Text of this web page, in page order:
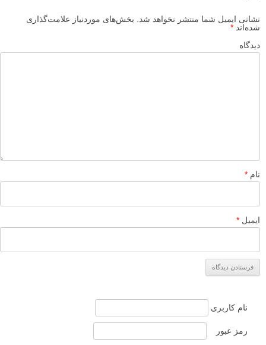
نشانی ایمیل شما منتشر نخواهد شد.
بخش‌های موردنیاز علامت‌گذاری
شده‌اند *
دیدگاه
نام *
ایمیل *
نام کاربری
رمز عبور